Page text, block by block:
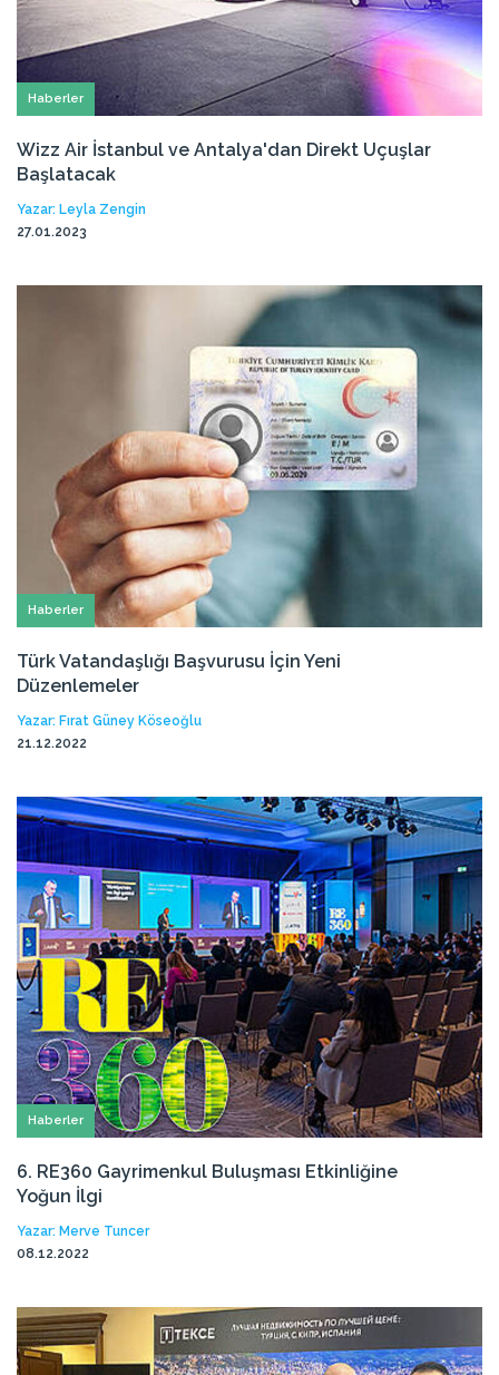
Haberler
Wizz Air İstanbul ve Antalya'dan Direkt Uçuşlar
Başlatacak
Yazar: Leyla Zengin
27.01.2023
Haberler
Türk Vatandaşlığı Başvurusu İçin Yeni
Düzenlemeler
Yazar: Fırat Güney Köseoğlu
21.12.2022
Haberler
6. RE360 Gayrimenkul Buluşması Etkinliğine
Yoğun İlgi
Yazar: Merve Tuncer
08.12.2022